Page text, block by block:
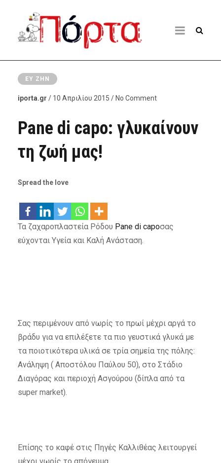
ΕΥ ΖΗΝ
iporta.gr / 10 Απριλίου 2015 / No Comment
Pane di capo: γλυκαίνουν
τη ζωή μας!
Spread the love
Τα ζαχαροπλαστεία Ρόδου Pane di capoσας
εύχονται Υγεία και Καλή Ανάσταση.
Σας περιμένουν από νωρίς το πρωί μέχρι αργά το
βράδυ για να επιλέξετε τα πιο γευστικά γλυκά με
τα ποιοτικότερα υλικά σε τρία σημεία της πόλης:
Ανάληψη ( Αποστόλου Παύλου 50), στο Στάδιο
Διαγόρας και περιοχή Ασγούρου (δίπλα από τα
super market).
Επίσης το καφέ στις Πηγές Καλλιθέας λειτουργεί